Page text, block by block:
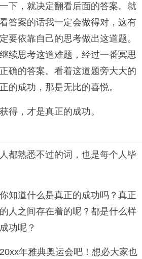
下，就决定翻看后面的答案。就
答案的话我一定会做得对，这有
要依靠自己的思考做出这道题。
续思考这道难题，经过一番冥思
确的答案。看着这道题旁大大的
的成功，那是无比的喜悦。
得，才是真正的成功。
都熟悉不过的词，也是每个人毕
知道什么是真正的成功吗？真正
人之间存在着的呢？都是什么样
功呢？
年雅典奥运会吧！想必大家也